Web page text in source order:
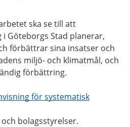
ska se till att
Göteborgs Stad planerar,
förbättrar sina insatser och
miljö- och klimatmål, och
förbättring.
för systematisk
bolagsstyrelser.